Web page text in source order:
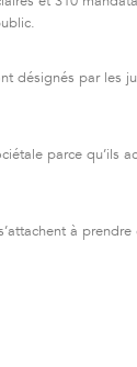
désignés par les
parce qu’ils
à